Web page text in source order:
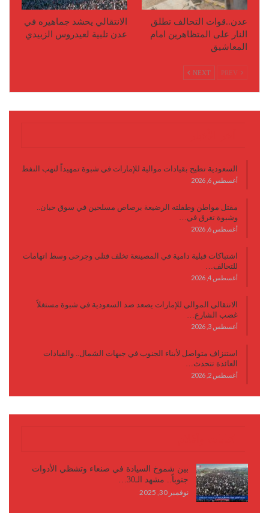
عدن..قوات التحالف تطلق
النار على المتظاهرين امام
المعاشيق
الانتقالي يحشد جماهيره في
عدن تلبية لعيدروس الزبيدي
NEXT
السعودية تطيح بقيادات موالية للإمارات في شبوة تمهيداً لنهب النفط
أغسطس 6, 2026
مقتل مواطن وطفلته الرضيعة برصاص مسلحين في سوق حبان..
وشبوة تغرق في…
أغسطس 6, 2026
اشتباكات قبلية دامية في المصينعة تخلف قتلى وجرحى وسط اتهامات
للتحالف…
أغسطس 4, 2026
الانتقالي الموالي للإمارات يصعد ضد السعودية في شبوة مستغلاً
غضب الشارع…
أغسطس 3, 2026
استنزاف متواصل لأبناء الجنوب في جبهات الشمال.. والقيادات
العائدة تتحدث…
أغسطس 2, 2026
بين شموخ السيادة في صنعاء وتشظي الأدوات
جنوباً.. مشهد الـ30…
نوفمبر 30, 2025